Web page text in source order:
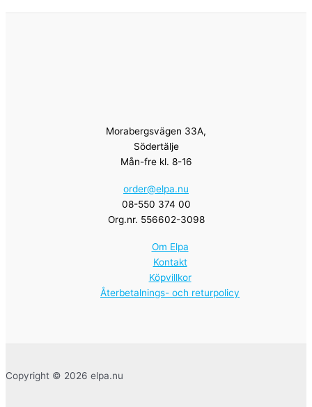
Morabergsvägen 33A,
Södertälje
Mån-fre kl. 8-16
order@elpa.nu
08-550 374 00
Org.nr. 556602-3098
Om Elpa
Kontakt
Köpvillkor
Återbetalnings- och returpolicy
Copyright © 2026 elpa.nu